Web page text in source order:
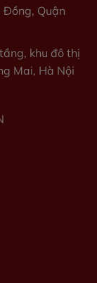
Quận
khu đô thị
Mai, Hà Nội